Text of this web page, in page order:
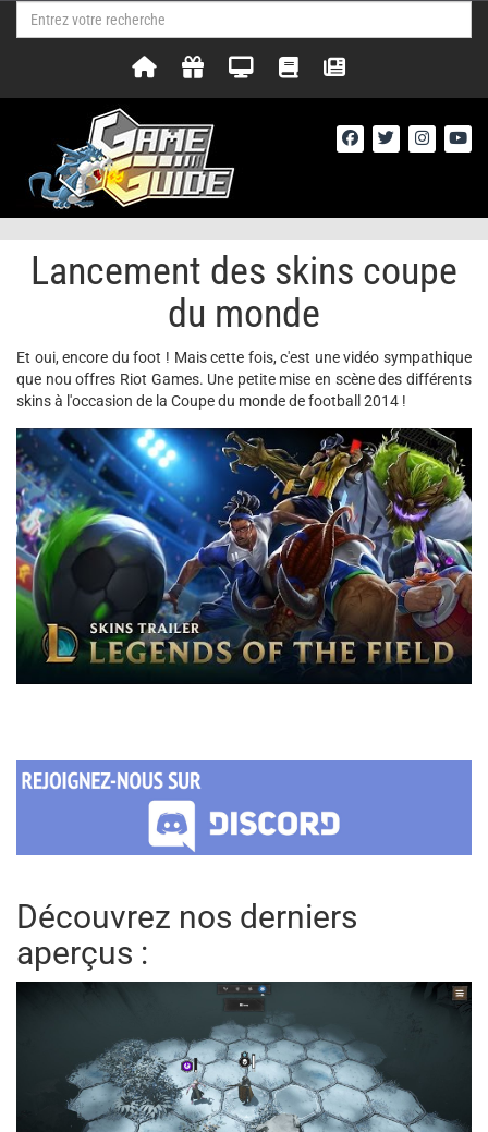
Lancement des skins coupe
du monde
Et oui, encore du foot ! Mais cette fois, c'est une vidéo sympathique
que nou offres Riot Games. Une petite mise en scène des différents
skins à l'occasion de la Coupe du monde de football 2014 !
Découvrez nos derniers
aperçus :